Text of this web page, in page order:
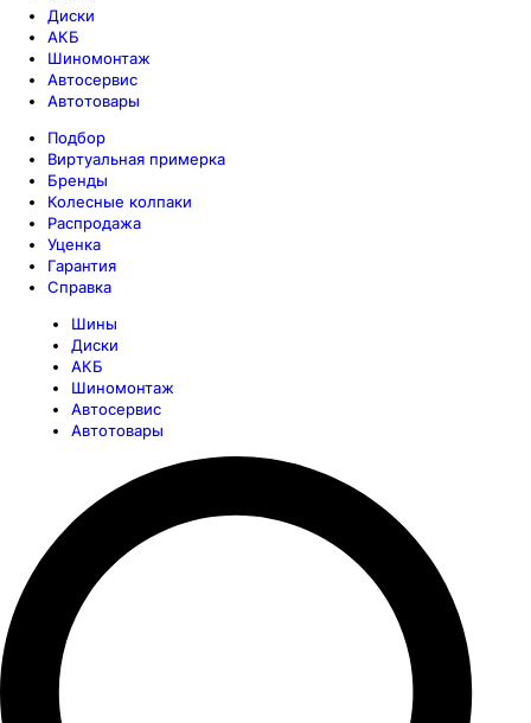
Диски
АКБ
Шиномонтаж
Автосервис
Автотовары
Подбор
Виртуальная примерка
Бренды
Колесные колпаки
Распродажа
Уценка
Гарантия
Справка
Шины
Диски
АКБ
Шиномонтаж
Автосервис
Автотовары